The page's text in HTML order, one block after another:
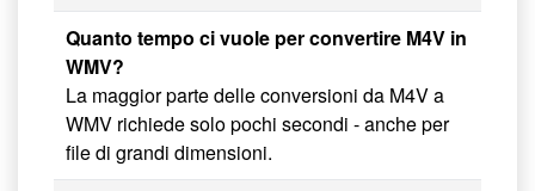
Quanto tempo ci vuole per convertire M4V in
WMV?
La maggior parte delle conversioni da M4V a
WMV richiede solo pochi secondi - anche per
file di grandi dimensioni.